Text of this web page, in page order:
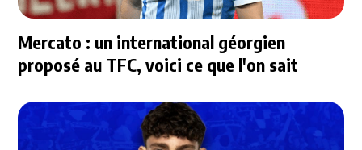
Mercato : un international géorgien
proposé au TFC, voici ce que l'on sait